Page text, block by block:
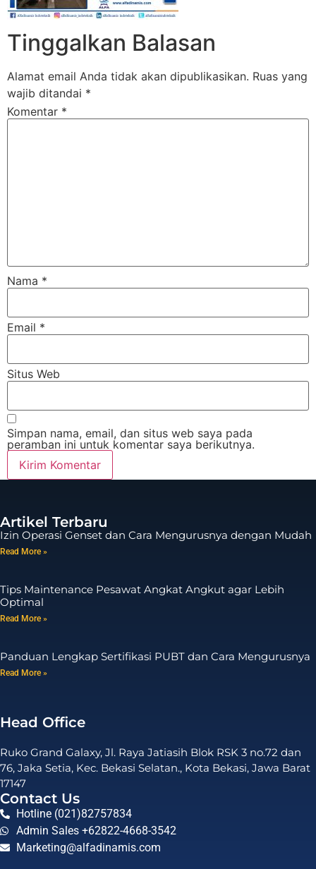
Tinggalkan Balasan
Alamat email Anda tidak akan dipublikasikan. Ruas yang
wajib ditandai *
Komentar *
Nama *
Email *
Situs Web
Simpan nama, email, dan situs web saya pada
peramban ini untuk komentar saya berikutnya.
Artikel Terbaru
Izin Operasi Genset dan Cara Mengurusnya dengan Mudah
Read More »
Tips Maintenance Pesawat Angkat Angkut agar Lebih
Optimal
Read More »
Panduan Lengkap Sertifikasi PUBT dan Cara Mengurusnya
Read More »
Head Office
Ruko Grand Galaxy, Jl. Raya Jatiasih Blok RSK 3 no.72 dan
76, Jaka Setia, Kec. Bekasi Selatan., Kota Bekasi, Jawa Barat
17147
Contact Us
Hotline (021)82757834
Admin Sales +62822-4668-3542
Marketing@alfadinamis.com